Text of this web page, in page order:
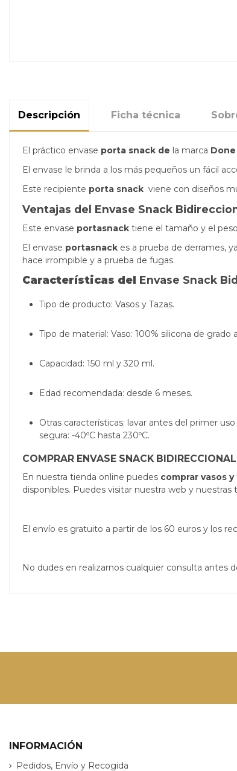
Descripción Ficha técnica
El práctico envase porta snack de la marca
El envase le brinda a los más pequeños un fácil
Este recipiente porta snack viene con diseños
Ventajas del Envase Snack
Este envase portasnack tiene el tamaño y el
El envase portasnack es a prueba de derrames,
hace irrompible y a prueba de fugas.
Características del Envase Snack
Tipo de producto: Vasos y Tazas.
Tipo de material: Vaso: 100% silicona de grado
Capacidad: 150 ml y 320 ml.
Edad recomendada: desde 6 meses.
Otras características: lavar antes del primer
segura: -40ºC hasta 230ºC.
COMPRAR ENVASE SNACK
En nuestra tienda online puedes comprar vasos
disponibles. Puedes visitar nuestra web y nuestras
El envío es gratuito a partir de los 60 euros y los
No dudes en realizarnos cualquier consulta antes
INFORMACIÓN
Pedidos, Envío y Recogida